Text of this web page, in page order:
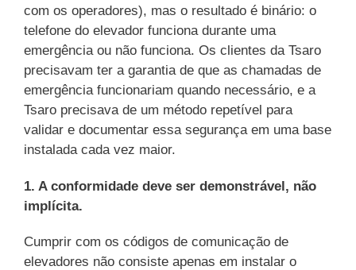
com os operadores), mas o resultado é binário: o
telefone do elevador funciona durante uma
emergência ou não funciona. Os clientes da Tsaro
precisavam ter a garantia de que as chamadas de
emergência funcionariam quando necessário, e a
Tsaro precisava de um método repetível para
validar e documentar essa segurança em uma base
instalada cada vez maior.
1. A conformidade deve ser demonstrável, não
implícita.
Cumprir com os códigos de comunicação de
elevadores não consiste apenas em instalar o